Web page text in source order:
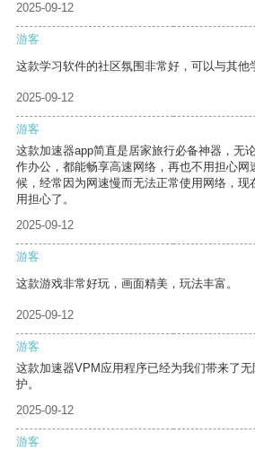
2025-09-12
游客
这款学习软件的社区氛围非常好，可以与其他
2025-09-12
游客
这款加速器app简直是居家旅行必备神器，无
作办公，都能畅享高速网络，再也不用担心网
候，经常因为网速慢而无法正常使用网络，现
用担心了。
2025-09-12
游客
这款游戏非常好玩，画面精美，玩法丰富。
2025-09-12
游客
这款加速器VPM应用程序已经为我们带来了
护。
2025-09-12
游客